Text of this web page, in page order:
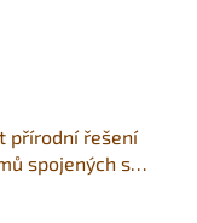
přírodní řešení
spojených s